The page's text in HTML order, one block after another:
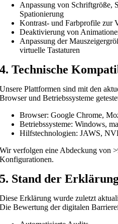
Anpassung von Schriftgröße,
Spationierung
Kontrast- und Farbprofile zur
Deaktivierung von
Anpassung der
virtuelle Tastaturen
4. Technische
Unsere Plattformen sind mit den
Browser und Betriebssysteme
Browser: Google Chrome,
Betriebssysteme: Windows,
Hilfstechnologien: JAWS,
Wir verfolgen eine Abdeckung von
Konfigurationen.
5. Stand der
Diese Erklärung wurde zuletzt
Die Bewertung der digitalen